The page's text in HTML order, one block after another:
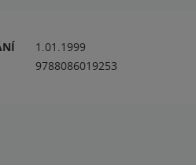
1.01.1999
9788086019253